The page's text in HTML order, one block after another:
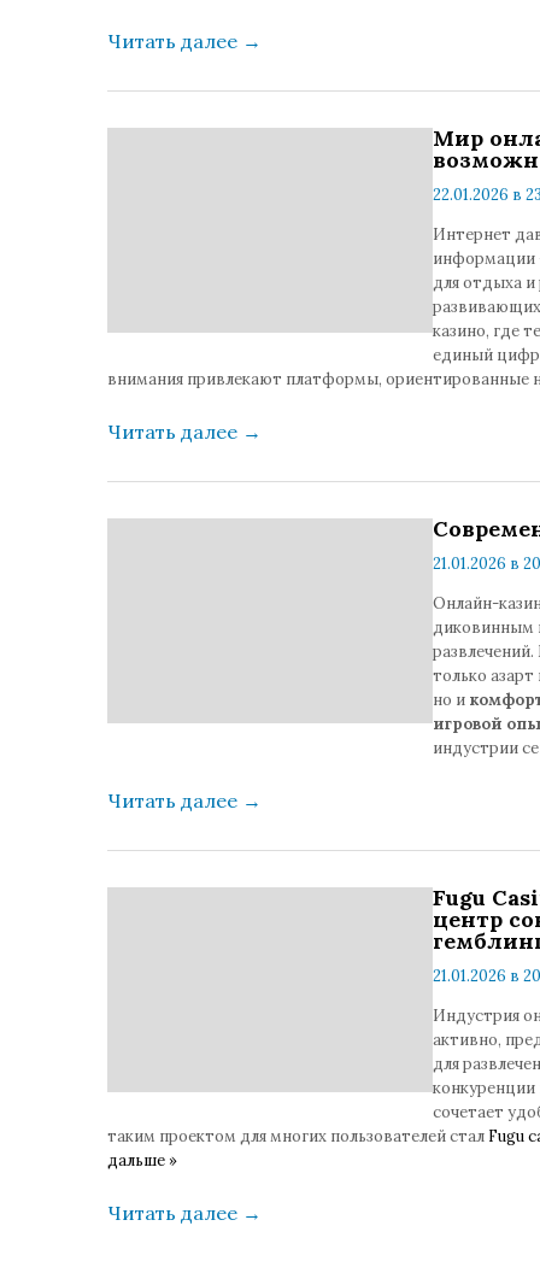
Читать далее →
Мир
22.01.2026 в
Интернет
информации
для отдыха
казино, где
единый
внимания привлекают платформы, ориентированные
Читать далее →
21.01.2026 в
Онлайн-
диковинным
только
но и
игровой
индустрии
Читать далее →
Fugu
центр
21.01.2026 в
Индустрия
активно,
для
сочетает
таким проектом для многих пользователей стал Fugu
дальше »
Читать далее →